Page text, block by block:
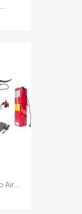
Air...